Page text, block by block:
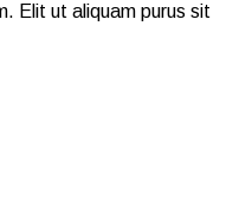
Elit ut aliquam purus sit